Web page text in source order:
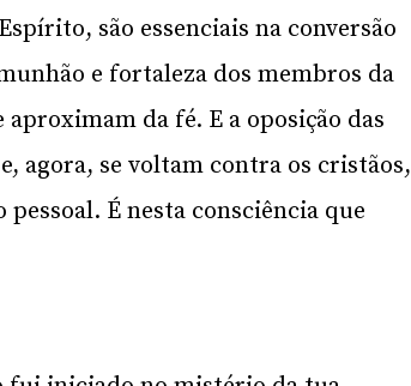
são essenciais na conversão
e fortaleza dos membros da
da fé. E a oposição das
agora, se voltam contra os cristãos,
É nesta consciência que